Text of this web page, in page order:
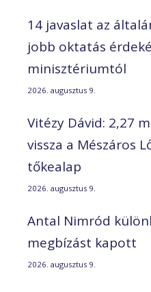
14 javaslat az
jobb oktatás
minisztériumtól
2026. augusztus 9.
Vitézy Dávid: 2,27
vissza a Mészáros
tőkealap
2026. augusztus 9.
Antal Nimród
megbízást kapott
2026. augusztus 9.